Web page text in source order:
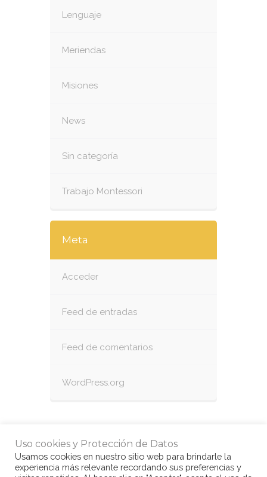
Lenguaje
Meriendas
Misiones
News
Sin categoría
Trabajo Montessori
Meta
Acceder
Feed de entradas
Feed de comentarios
WordPress.org
Uso cookies y Protección de Datos
Usamos cookies en nuestro sitio web para brindarle la
experiencia más relevante recordando sus preferencias y